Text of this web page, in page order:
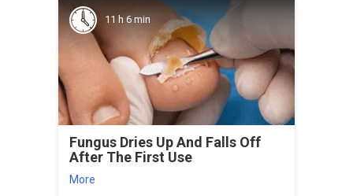
11 h 6 min
Fungus Dries Up And Falls Off
After The First Use
More